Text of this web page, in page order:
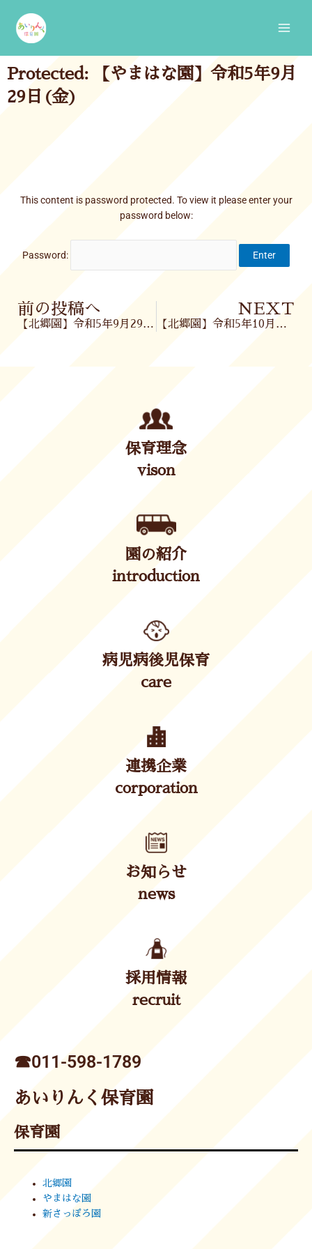
content
Protected: 【やまはな園】令和5年9月
29日(金)
This content is password protected. To view it please enter your
password below:
Password:
Prev
前の投稿へ
【北郷園】令和5年9月29日(金)
NEXT
【北郷園】令和5年10月 園だより・ほけんだより・献立表
保育理念
vison
園の紹介
introduction
病児病後児保育
care
連携企業
corporation
お知らせ
news
採用情報
recruit
☎︎011-598-1789
あいりんく保育園
保育園
北郷園
やまはな園
新さっぽろ園